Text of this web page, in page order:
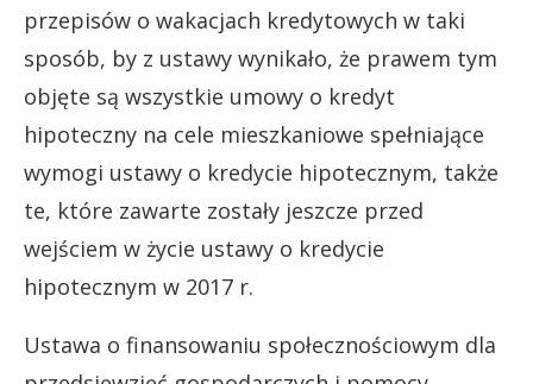
przepisów o wakacjach kredytowych w taki
sposób, by z ustawy wynikało, że prawem tym
objęte są wszystkie umowy o kredyt
hipoteczny na cele mieszkaniowe spełniające
wymogi ustawy o kredycie hipotecznym, także
te, które zawarte zostały jeszcze przed
wejściem w życie ustawy o kredycie
hipotecznym w 2017 r.
Ustawa o finansowaniu społecznościowym dla